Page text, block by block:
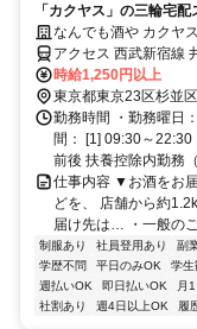
「カクヤス」の三輪宅
～、シフト自由◎未経験
なんでも酒や カクヤ
アクセス 西武新宿線
歩約13分、西武新宿
ク）通勤不可
時給1,250円以上
東京都東京23区杉並区
勤務時間 ・勤務曜日
間： [1] 09:30～22:30
前後 扶養控除内勤務
仕事内容 ▼お酒をお
どを、 店舗から約
届け先は… ・一般の
制服あり 社員登用あり 副
学歴不問
平日のみOK 学生
週払いOK
即日払いOK 月
社割あり
週4日以上OK 履